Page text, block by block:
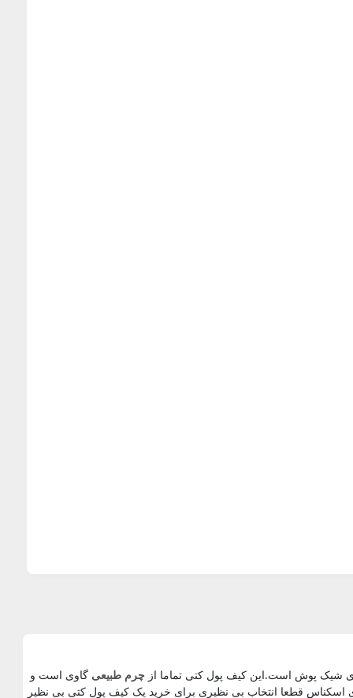
شیک پوش است.این کیف پول کتی تماما از چرم طبیعی گاوی است و
اسکناس قطعا انتخاب بی نظیری برای خرید یک کیف پول کتی بی نظیر